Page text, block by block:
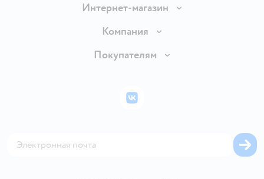
Интернет-магазин
Доставка и оплата
Правила продажи
Политика использования файлов cookie
Компания
Вакансии
Покупателям
Бонусные карты
ВКонтакте